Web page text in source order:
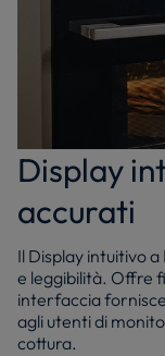
Display
accurati
Il Display intuitivo
e leggibilità. Offre
interfaccia
agli utenti di
cottura.